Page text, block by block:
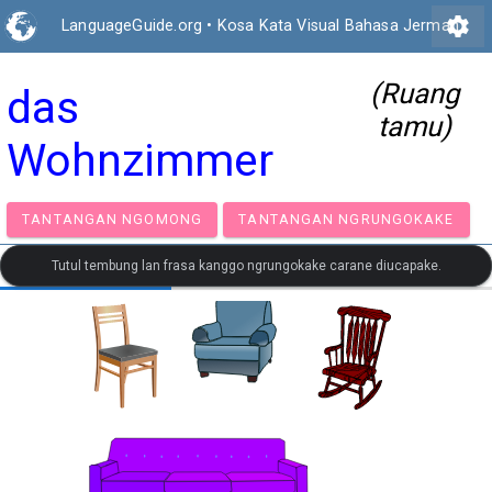
LanguageGuide.org • Kosa Kata Visual Bahasa Jerman
settings
das
Wohnzimmer
(Ruang
tamu)
TANTANGAN NGOMONG TANTANGAN
Tutul tembung lan frasa kanggo ngrungokake carane diucapake.